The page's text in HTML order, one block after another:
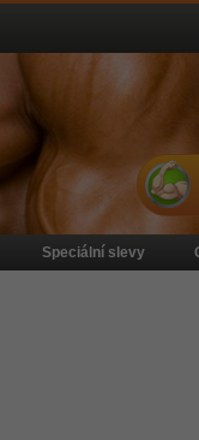
Speciální slevy